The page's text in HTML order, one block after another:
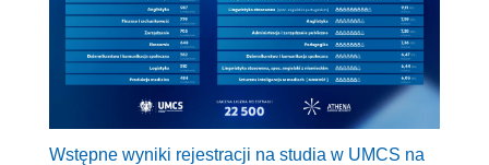
Wstępne wyniki rejestracji na studia w UMCS na